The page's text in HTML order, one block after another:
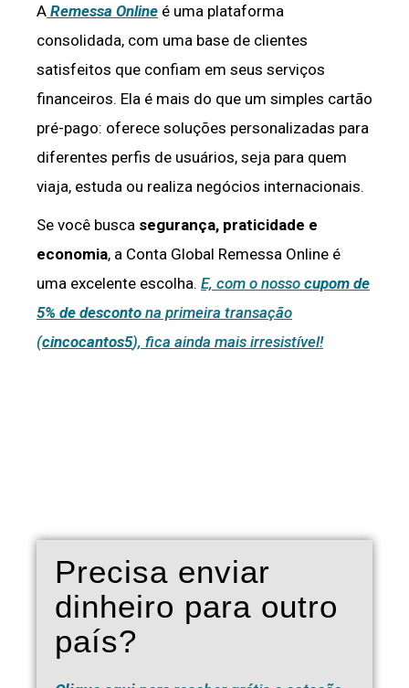
A Remessa Online é uma plataforma
consolidada, com uma base de clientes
satisfeitos que confiam em seus serviços
financeiros. Ela é mais do que um simples cartão
pré-pago: oferece soluções personalizadas para
diferentes perfis de usuários, seja para quem
viaja, estuda ou realiza negócios internacionais.
Se você busca segurança, praticidade e
economia, a Conta Global Remessa Online é
uma excelente escolha. E, com o nosso cupom de
5% de desconto na primeira transação
(cincocantos5), fica ainda mais irresistível!
Precisa enviar
dinheiro para outro
país?